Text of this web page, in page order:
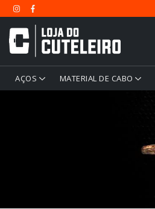
AÇOS MATERIAL DE CABO